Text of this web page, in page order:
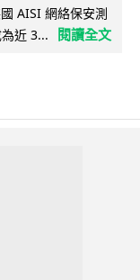
AISI 網絡保安測
近 3...
閱讀全文